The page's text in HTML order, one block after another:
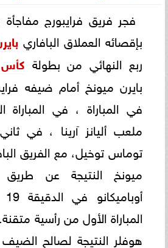
فجر فريق فرايبورج مفاجأة
بإقصائه العملاق البافاري
ربع النهائي من بطولة كأس
في المباراة ، في
ملعب أليانز آرينا ، في
توماس توخيل، مع الفريق
ميونخ النتيجة عن
المباراة الأول من رأسية